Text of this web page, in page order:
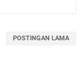
POSTINGAN LAMA